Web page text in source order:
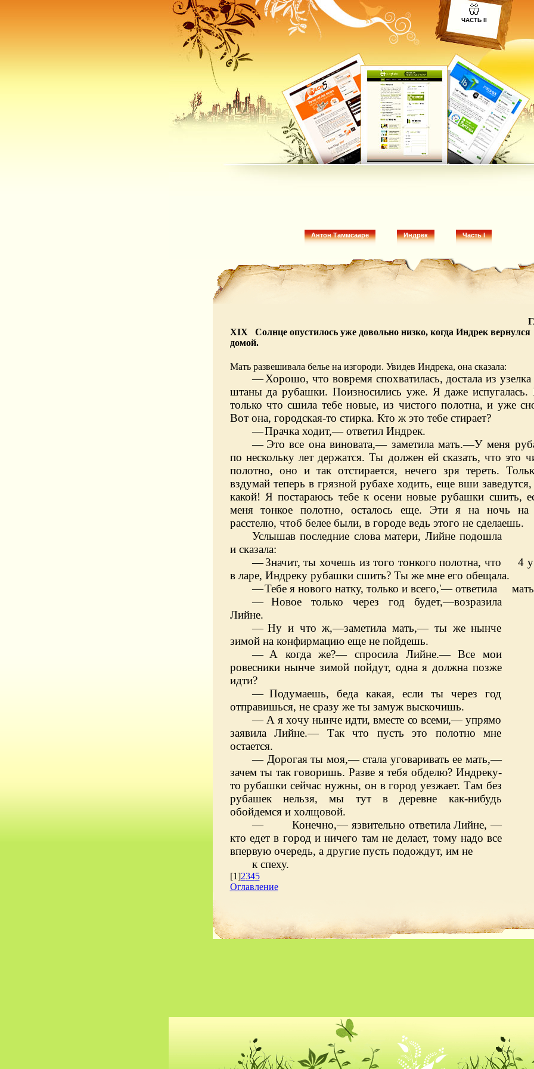
ЧАСТЬ II
Антон Таммсааре Индрек Часть I
XIX Солнце опустилось уже довольно низко, когда Индрек вернулся
домой.
Мать развешивала белье на изгороди. Увидев Индрека, она сказала:
—Хорошо, что вовремя спохватилась, достала из узелка
штаны да рубашки. Поизносились уже. Я даже испугалась.
только что сшила тебе новые, из чистого полотна, и уже
Вот она, городская-то стирка. Кто ж это тебе стирает?
—Прачка ходит,— ответил Индрек.
— Это все она виновата,— заметила мать.—У меня
по нескольку лет держатся. Ты должен ей сказать, что это
полотно, оно и так отстирается, нечего зря тереть.
вздумай теперь в грязной рубахе ходить, еще вши
какой! Я постараюсь тебе к осени новые рубашки сшить,
меня тонкое полотно, осталось еще. Эти я на ночь на
расстелю, чтоб белее были, в городе ведь этого не сделаешь.
Услышав последние слова матери, Лийне подошла
и сказала:
—Значит, ты хочешь из того тонкого полотна, что 4 у
в ларе, Индреку рубашки сшить? Ты же мне его
—Тебе я нового натку, только и всего,'— ответила
—
Новое только через год будет,—возразила
Лийне.
— Ну и что ж,—заметила мать,— ты же нынче
зимой на конфирмацию еще не пойдешь.
— А когда же?— спросила Лийне.— Все мои
ровесники нынче зимой пойдут, одна я должна позже
идти?
— Подумаешь, беда какая, если ты через год
отправишься, не сразу же ты замуж выскочишь.
— А я хочу нынче идти, вместе со всеми,— упрямо
заявила Лийне.— Так что пусть это полотно мне
остается.
— Дорогая ты моя,— стала уговаривать ее мать,—
зачем ты так говоришь. Разве я тебя обделю? Индреку-
то рубашки сейчас нужны, он в город уезжает. Там без
рубашек нельзя, мы тут в деревне как-нибудь
обойдемся и холщовой.
— Конечно,— язвительно ответила Лийне, —
кто едет в город и ничего там не делает, тому надо все
впервую очередь, а другие пусть подождут, им не
к спеху.
[1]2345
Оглавление